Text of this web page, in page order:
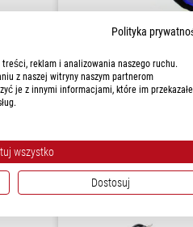
Opaska grzewcza HazeAway
gotowe do wysyłki
godziny
Polityka
reklam i analizowania naszego ruchu.
z naszej witryny naszym partnerom
je z innymi informacjami, które im
wszystko
Dostosuj